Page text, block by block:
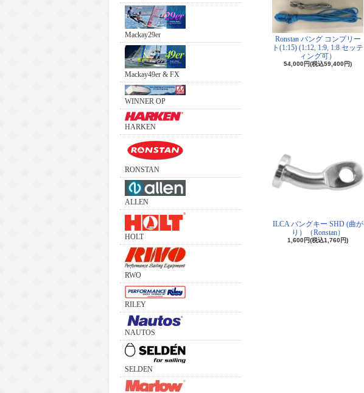
Mackay29er
Mackay49er & FX
WINNER OP
HARKEN
RONSTAN
ALLEN
HOLT
RWO
RILEY
NAUTOS
SELDEN
Ronstan バング コンプリー
ト(1:15) (1:12, 1:9, 1:8 セッテ
ィング可）
54,000円(税込59,400円)
ILCA バングキー SHD (曲が
り）（Ronstan）
1,600円(税込1,760円)